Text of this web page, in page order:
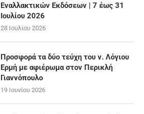
Εναλλακτικών Εκδόσεων | 7 έως 31
Ιουλίου 2026
28 Ιουλίου 2026
Προσφορά τα δύο τεύχη του ν. Λόγιου
Ερμή με αφιέρωμα στον Περικλή
Γιαννόπουλο
19 Ιουνίου 2026